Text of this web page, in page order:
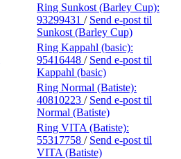
Ring Sunkost (Barley Cup):
93299431 / Send e-post til
Sunkost (Barley Cup)
Ring Kappahl (basic):
95416448 / Send e-post til
Kappahl (basic)
Ring Normal (Batiste):
40810223 / Send e-post til
Normal (Batiste)
Ring VITA (Batiste):
55317758 / Send e-post til
VITA (Batiste)